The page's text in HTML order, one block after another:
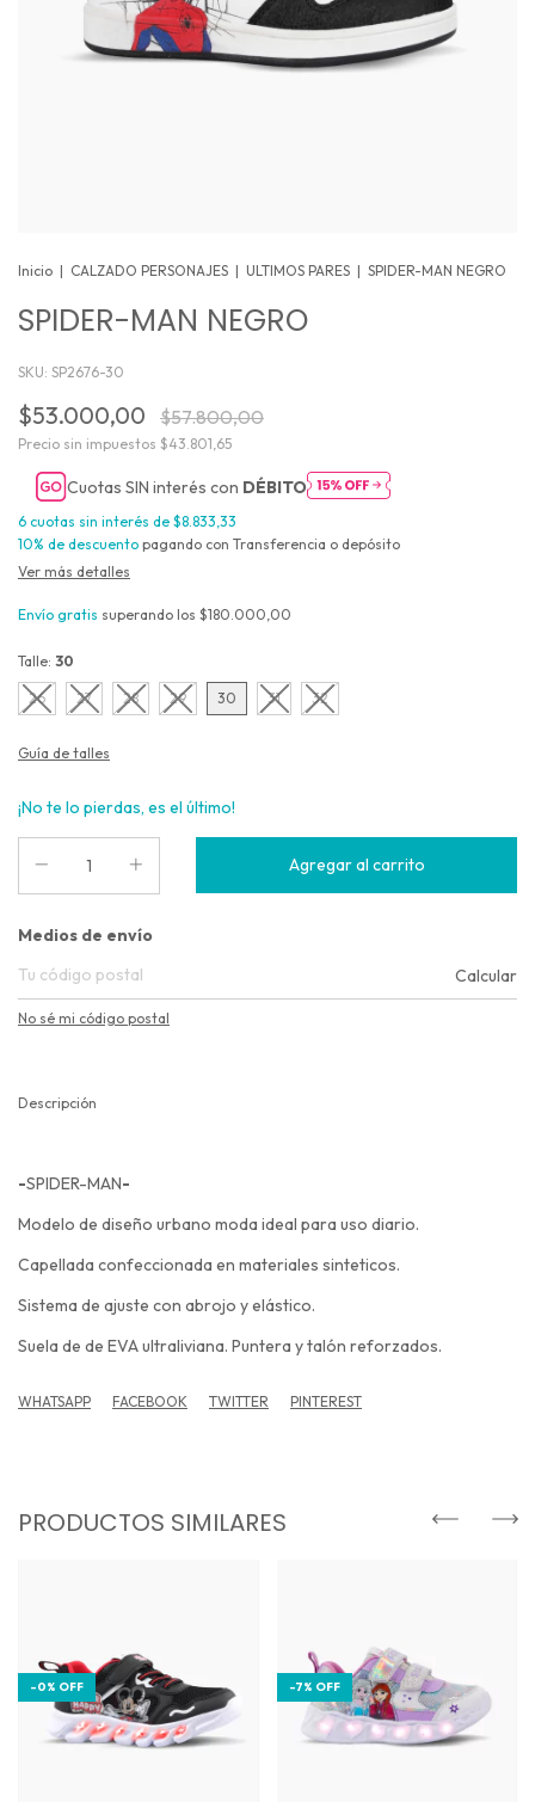
Inicio | CALZADO PERSONAJES | ULTIMOS PARES | SPIDER-MAN NEGRO
SPIDER-MAN NEGRO
SKU: SP2676-30
$53.000,00 $57.800,00
Precio sin impuestos $43.801,65
Cuotas SIN interés con DÉBITO
6 cuotas sin interés de $8.833,33
10% de descuento pagando con Transferencia o depósito
Ver más detalles
Envío gratis superando los $180.000,00
Talle: 30
26 27 28 29 30 31 32
Guía de talles
¡No te lo pierdas, es el último!
Entregas para el CP:
Medios de envío
Calcular
No sé mi código postal
Descripción
-SPIDER-MAN-
Modelo de diseño urbano moda ideal para uso diario.
Capellada confeccionada en materiales sinteticos.
Sistema de ajuste con abrojo y elástico.
Suela de de EVA ultraliviana. Puntera y talón reforzados.
WHATSAPP FACEBOOK TWITTER PINTEREST
PRODUCTOS SIMILARES
-0% OFF -7% OFF